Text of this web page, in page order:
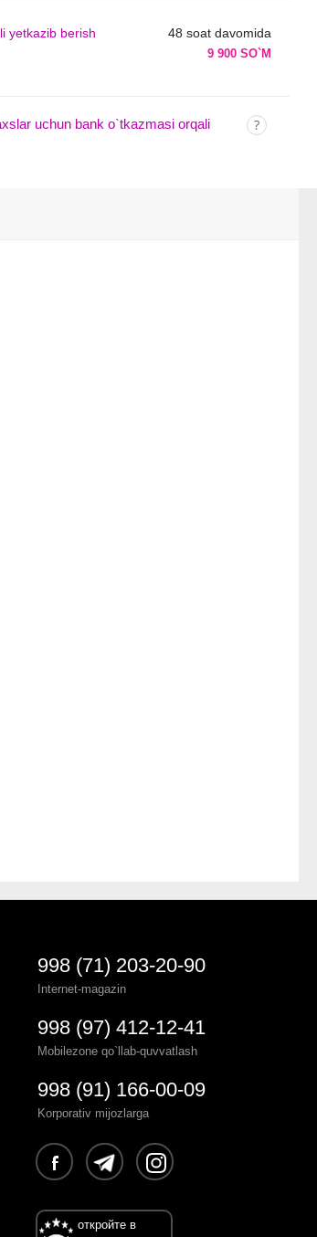
yetkazib berish 48 soat davomida
9 900 SO`M
uchun bank o`tkazmasi orqali
998 (71) 203-20-90
Internet-magazin
998 (97) 412-12-41
Mobilezone qo`llab-quvvatlash
998 (91) 166-00-09
Korporativ mijozlarga
откройте в